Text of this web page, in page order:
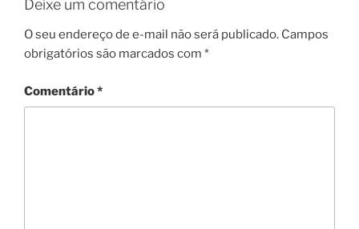
Deixe um comentário
O seu endereço de e-mail não será publicado. Campos
obrigatórios são marcados com *
Comentário*